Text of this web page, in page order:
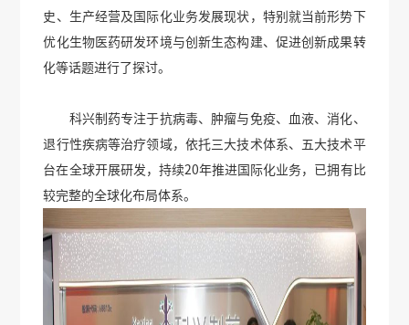
史、生产经营及国际化业务发展现状，特别就当前形势下
优化生物医药研发环境与创新生态构建、促进创新成果转
化等话题进行了探讨。
科兴制药专注于抗病毒、肿瘤与免疫、血液、消化、
退行性疾病等治疗领域，依托三大技术体系、五大技术平
台在全球开展研发，持续20年推进国际化业务，已拥有比
较完整的全球化布局体系。